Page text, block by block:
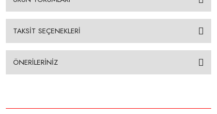
TAKSİT SEÇENEKLERİ
ÖNERİLERİNİZ